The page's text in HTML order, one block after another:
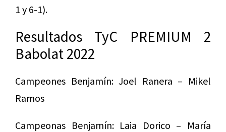
1 y 6-1).
Resultados TyC PREMIUM 2
Babolat 2022
Campeones Benjamín: Joel Ranera – Mikel
Ramos
Campeonas Benjamín: Laia Dorico – María